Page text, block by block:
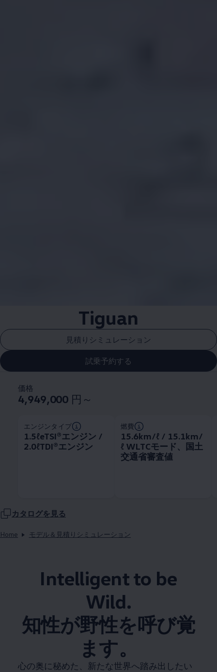
Tiguan
見積りシミュレーション
試乗予約する
価格
4,949,000 円～
エンジンタイプ
1.5ℓeTSI®エンジン /
2.0ℓTDI®エンジン
燃費
15.6km/ℓ / 15.1km/
ℓ WLTCモード、国土
交通省審査値
カタログを見る
Home モデル＆見積りシミュレーション
Intelligent to be
Wild.​
知性が野性を呼び覚
ます。​
心の奥に秘めた、新たな世界へ踏み出したい